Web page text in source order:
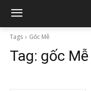
Tags Gốc Mễ
Tag: gốc Mễ